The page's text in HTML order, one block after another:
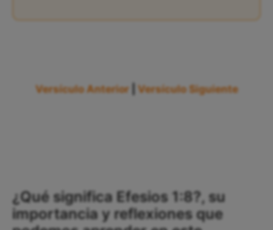
Versículo Anterior Versículo Siguiente
¿Qué significa Efesios 1:8?, su
importancia y reflexiones que